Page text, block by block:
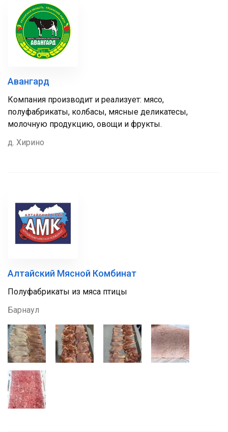
Авангард
Компания производит и реализует: мясо,
полуфабрикаты, колбасы, мясные деликатесы,
молочную продукцию, овощи и фрукты.
д. Хирино
Алтайский Мясной Комбинат
Полуфабрикаты из мяса птицы
Барнаул